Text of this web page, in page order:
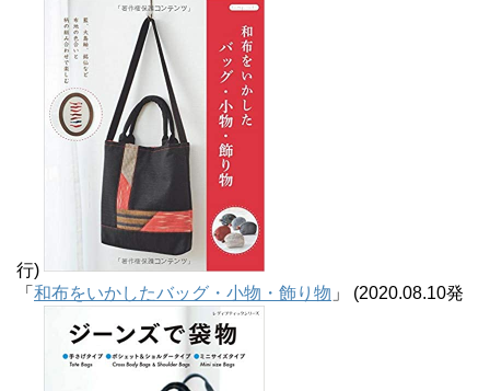
行)
「 和布をいかしたバッグ・小物・飾り物 」 (2020.08.10発